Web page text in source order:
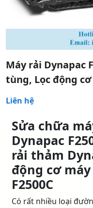
Máy rải Dynapac
tùng, Lọc động cơ
Liên hệ
Sửa chữa
Dynapac
rải thảm
động cơ
F2500C
Có rất nhiều loại